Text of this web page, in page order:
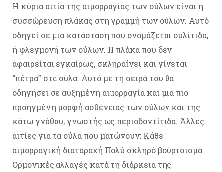
Η κύρια αιτία της αιμορραγίας των ούλων είναι η
συσσώρευση πλάκας στη γραμμή των ούλων. Αυτό
οδηγεί σε μια κατάσταση που ονομάζεται ουλίτιδα,
ή φλεγμονή των ούλων. Η πλάκα που δεν
αφαιρείται εγκαίρως, σκληραίνει και γίνεται
“πέτρα” στα ούλα. Αυτό με τη σειρά του θα
οδηγήσει σε αυξημένη αιμορραγία και μια πιο
προηγμένη μορφή ασθένειας των ούλων και της
κάτω γνάθου, γνωστής ως περιοδοντίτιδα. Άλλες
αιτίες για τα ούλα που ματώνουν: Κάθε
αιμορραγική διαταραχή Πολύ σκληρό βούρτσισμα
Ορμονικές αλλαγές κατά τη διάρκεια της